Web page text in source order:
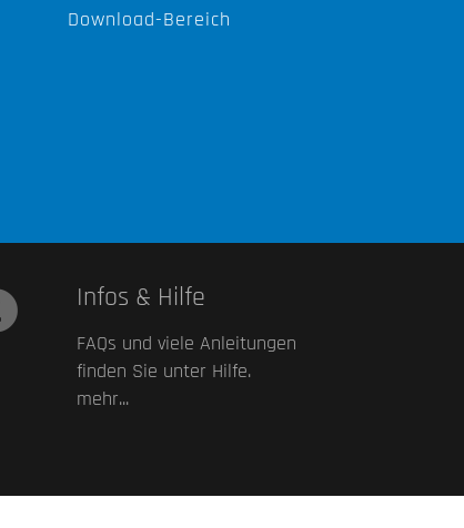
Download-Bereich
Infos & Hilfe
FAQs und viele Anleitungen
finden Sie unter Hilfe.
mehr...